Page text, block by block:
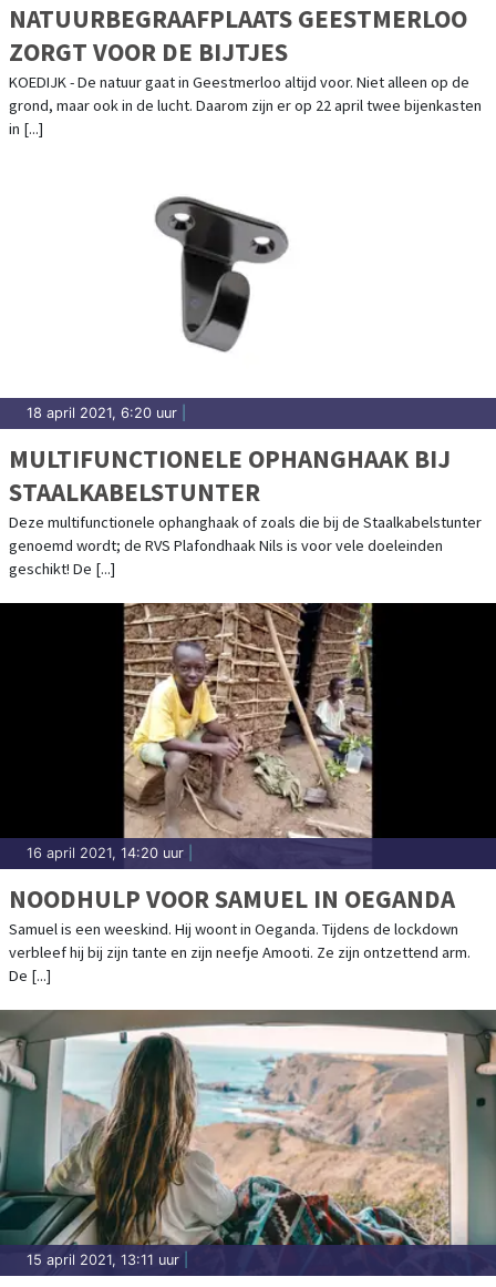
NATUURBEGRAAFPLAATS GEESTMERLOO
ZORGT VOOR DE BIJTJES
KOEDIJK - De natuur gaat in Geestmerloo altijd voor. Niet alleen op de
grond, maar ook in de lucht. Daarom zijn er op 22 april twee bijenkasten
in [...]
18 april 2021, 6:20 uur
MULTIFUNCTIONELE OPHANGHAAK BIJ
STAALKABELSTUNTER
Deze multifunctionele ophanghaak of zoals die bij de Staalkabelstunter
genoemd wordt; de RVS Plafondhaak Nils is voor vele doeleinden
geschikt! De [...]
16 april 2021, 14:20 uur
NOODHULP VOOR SAMUEL IN OEGANDA
Samuel is een weeskind. Hij woont in Oeganda. Tijdens de lockdown
verbleef hij bij zijn tante en zijn neefje Amooti. Ze zijn ontzettend arm.
De [...]
15 april 2021, 13:11 uur